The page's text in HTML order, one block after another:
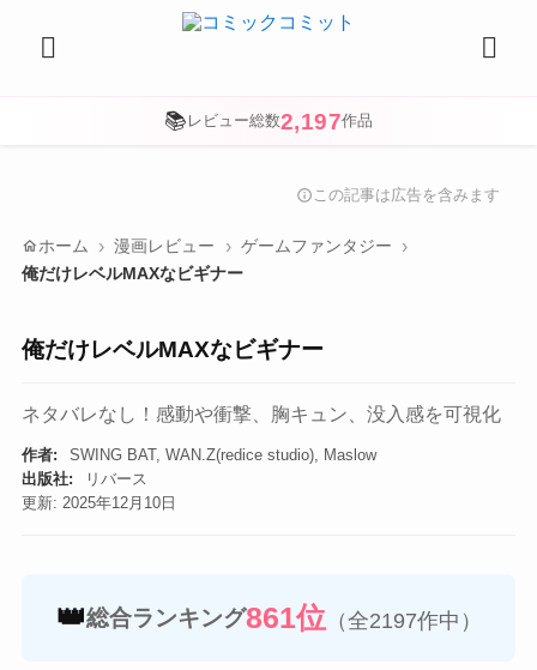
📚 レビュー総数2,197作品
info この記事は広告を含みます
home ホーム 漫画レビュー
ゲームファンタジー
俺だけレベルMAXなビギナー
俺だけレベルMAXなビギナー
ネタバレなし！感動や衝撃、胸キュン、没入感を可視化
作者:
SWING BAT, WAN.Z(redice studio), Maslow
出版社:
リバース
更新: 2025年12月10日
👑総合ランキング861位（全2197作中）